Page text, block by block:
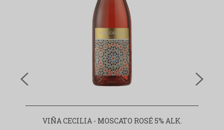
VIÑA CECILIA - MOSCATO ROSÉ 5% ALK.